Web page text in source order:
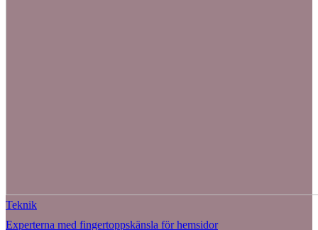
Teknik
Experterna med fingertoppskänsla för hemsidor